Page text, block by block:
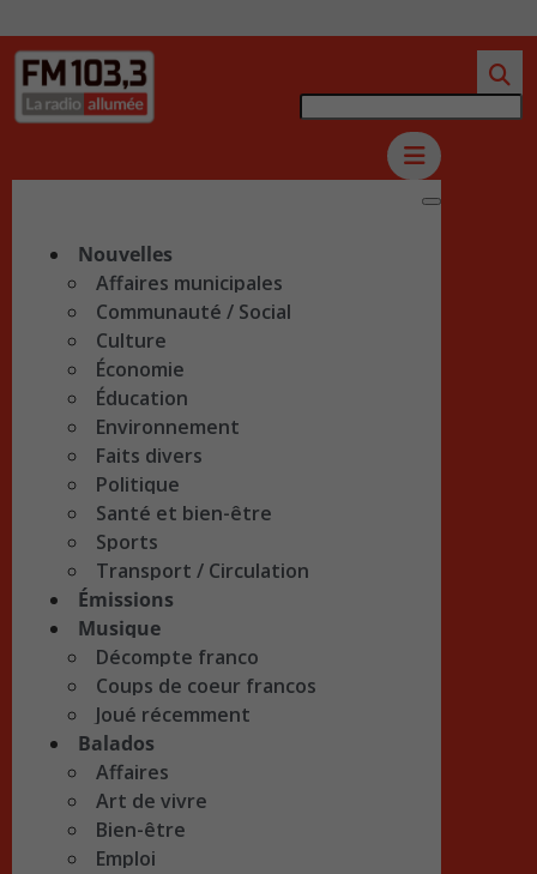
Nouvelles
Affaires municipales
Communauté / Social
Culture
Économie
Éducation
Environnement
Faits divers
Politique
Santé et bien-être
Sports
Transport / Circulation
Émissions
Musique
Décompte franco
Coups de coeur francos
Joué récemment
Balados
Affaires
Art de vivre
Bien-être
Emploi